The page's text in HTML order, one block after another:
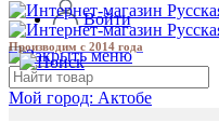
Войти
Производим с 2014 года
Мой город: Актобе